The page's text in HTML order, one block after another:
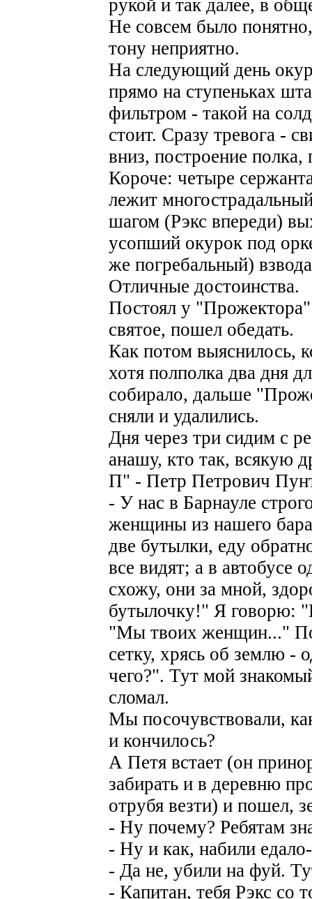
рукой и так далее, в
Не совсем было
тону неприятно.
На следующий день
прямо на ступеньках
фильтром - такой на
стоит. Сразу тревога -
вниз, построение
Короче: четыре
лежит
шагом (Рэкс впереди)
усопший окурок под
же погребальный)
Отличные достоинства.
Постоял у
святое, пошел обедать.
Как потом выяснилось,
хотя полполка два дня
собирало, дальше
сняли и удалились.
Дня через три сидим с
анашу, кто так, всякую
П" - Петр Петрович
- У нас в Барнауле
женщины из нашего
две бутылки, еду
все видят; а в автобусе
схожу, они за мной,
бутылочку!" Я говорю:
"Мы твоих женщин..."
сетку, хрясь об землю -
чего?". Тут мой
сломал.
Мы посочувствовали,
и кончилось?
А Петя встает (он
забирать и в деревню
отрубя везти) и пошел,
- Ну почему? Ребятам
- Ну и как, набили
- Да не, убили на фуй.
- Капитан, тебя Рэкс со